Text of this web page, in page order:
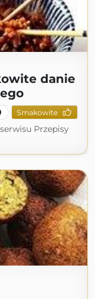
danie
Smakowite
Przepisy